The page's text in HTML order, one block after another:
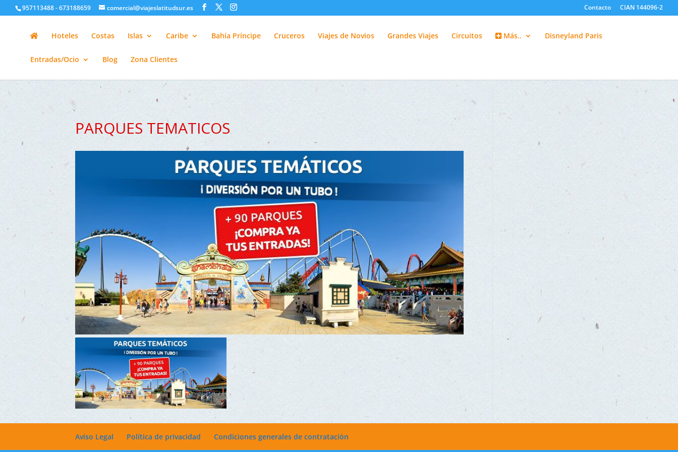
google-site-verification=H6A6AFFbXLQPnewL7da5KWjTFeKytP3gbsCfUlQl-3k
957113488 - 673188659 comercial@viajeslatitudsur.es Contacto CIAN 144096-2
Hoteles Costas Islas Caribe Bahía Príncipe Cruceros Viajes de Novios Grandes Viajes Circuitos Más.. Disneyland Paris
Entradas/Ocio Blog Zona Clientes
PARQUES TEMATICOS
Aviso Legal Política de privacidad Condiciones generales de contratación